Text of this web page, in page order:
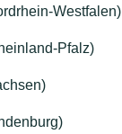
Westfalen)
Pfalz)